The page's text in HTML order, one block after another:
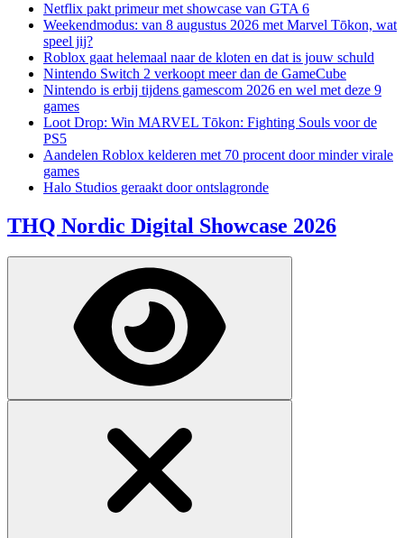
Netflix pakt primeur met showcase van GTA 6
Weekendmodus: van 8 augustus 2026 met Marvel Tōkon, wat
speel jij?
Roblox gaat helemaal naar de kloten en dat is jouw schuld
Nintendo Switch 2 verkoopt meer dan de GameCube
Nintendo is erbij tijdens gamescom 2026 en wel met deze 9
games
Loot Drop: Win MARVEL Tōkon: Fighting Souls voor de
PS5
Aandelen Roblox kelderen met 70 procent door minder virale
games
Halo Studios geraakt door ontslagronde
THQ Nordic Digital Showcase 2026